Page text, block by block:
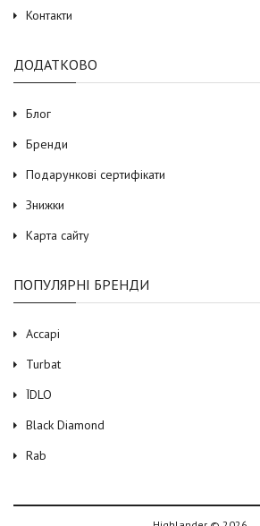
Контакти
ДОДАТКОВО
Блог
Бренди
Подарункові сертифікати
Знижки
Карта сайту
ПОПУЛЯРНІ БРЕНДИ
Accapi
Turbat
ЇDLO
Black Diamond
Rab